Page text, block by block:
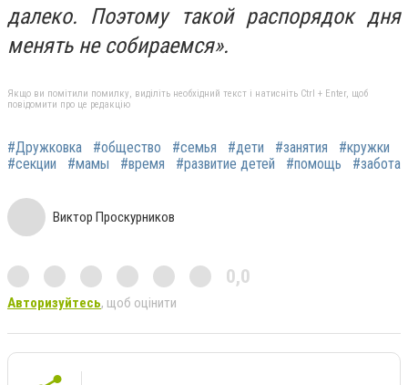
далеко. Поэтому такой распорядок дня
менять не собираемся».
Якщо ви помітили помилку, виділіть необхідний текст і натисніть Ctrl + Enter, щоб
повідомити про це редакцію
#Дружковка #общество #семья #дети #занятия
#кружки
#секции
#мамы #время #развитие детей #помощь #забота
Виктор Проскурников
0,0
Авторизуйтесь, щоб оцінити